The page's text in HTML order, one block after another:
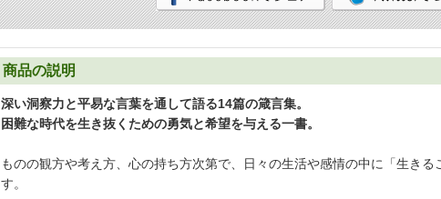
商品の説明
深い洞察力と平易な言葉を通して語る14篇の箴言集。
困難な時代を生き抜くための勇気と希望を与える一書。
ものの観方や考え方、心の持ち方次第で、日々の生活や感情の中に「生きる
す。